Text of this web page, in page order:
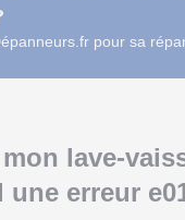
pour sa
lave-
erreur